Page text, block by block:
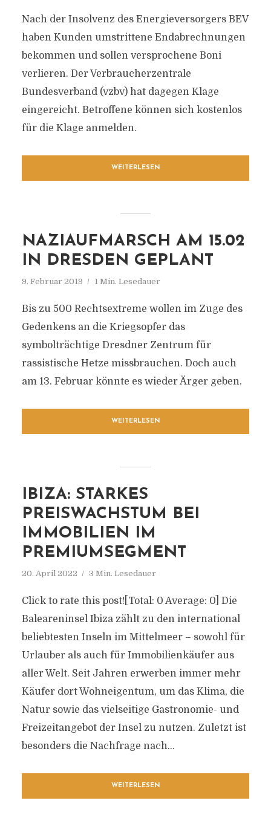
Nach der Insolvenz des Energieversorgers BEV
haben Kunden umstrittene Endabrechnungen
bekommen und sollen versprochene Boni
verlieren. Der Verbraucherzentrale
Bundesverband (vzbv) hat dagegen Klage
eingereicht. Betroffene können sich kostenlos
für die Klage anmelden.
WEITERLESEN
NAZIAUFMARSCH AM 15.02
IN DRESDEN GEPLANT
9. Februar 2019 1 Min. Lesedauer
Bis zu 500 Rechtsextreme wollen im Zuge des
Gedenkens an die Kriegsopfer das
symbolträchtige Dresdner Zentrum für
rassistische Hetze missbrauchen. Doch auch
am 13. Februar könnte es wieder Ärger geben.
WEITERLESEN
IBIZA: STARKES
PREISWACHSTUM BEI
IMMOBILIEN IM
PREMIUMSEGMENT
20. April 2022 3 Min. Lesedauer
Click to rate this post![Total: 0 Average: 0] Die
Baleareninsel Ibiza zählt zu den international
beliebtesten Inseln im Mittelmeer – sowohl für
Urlauber als auch für Immobilienkäufer aus
aller Welt. Seit Jahren erwerben immer mehr
Käufer dort Wohneigentum, um das Klima, die
Natur sowie das vielseitige Gastronomie- und
Freizeitangebot der Insel zu nutzen. Zuletzt ist
besonders die Nachfrage nach...
WEITERLESEN